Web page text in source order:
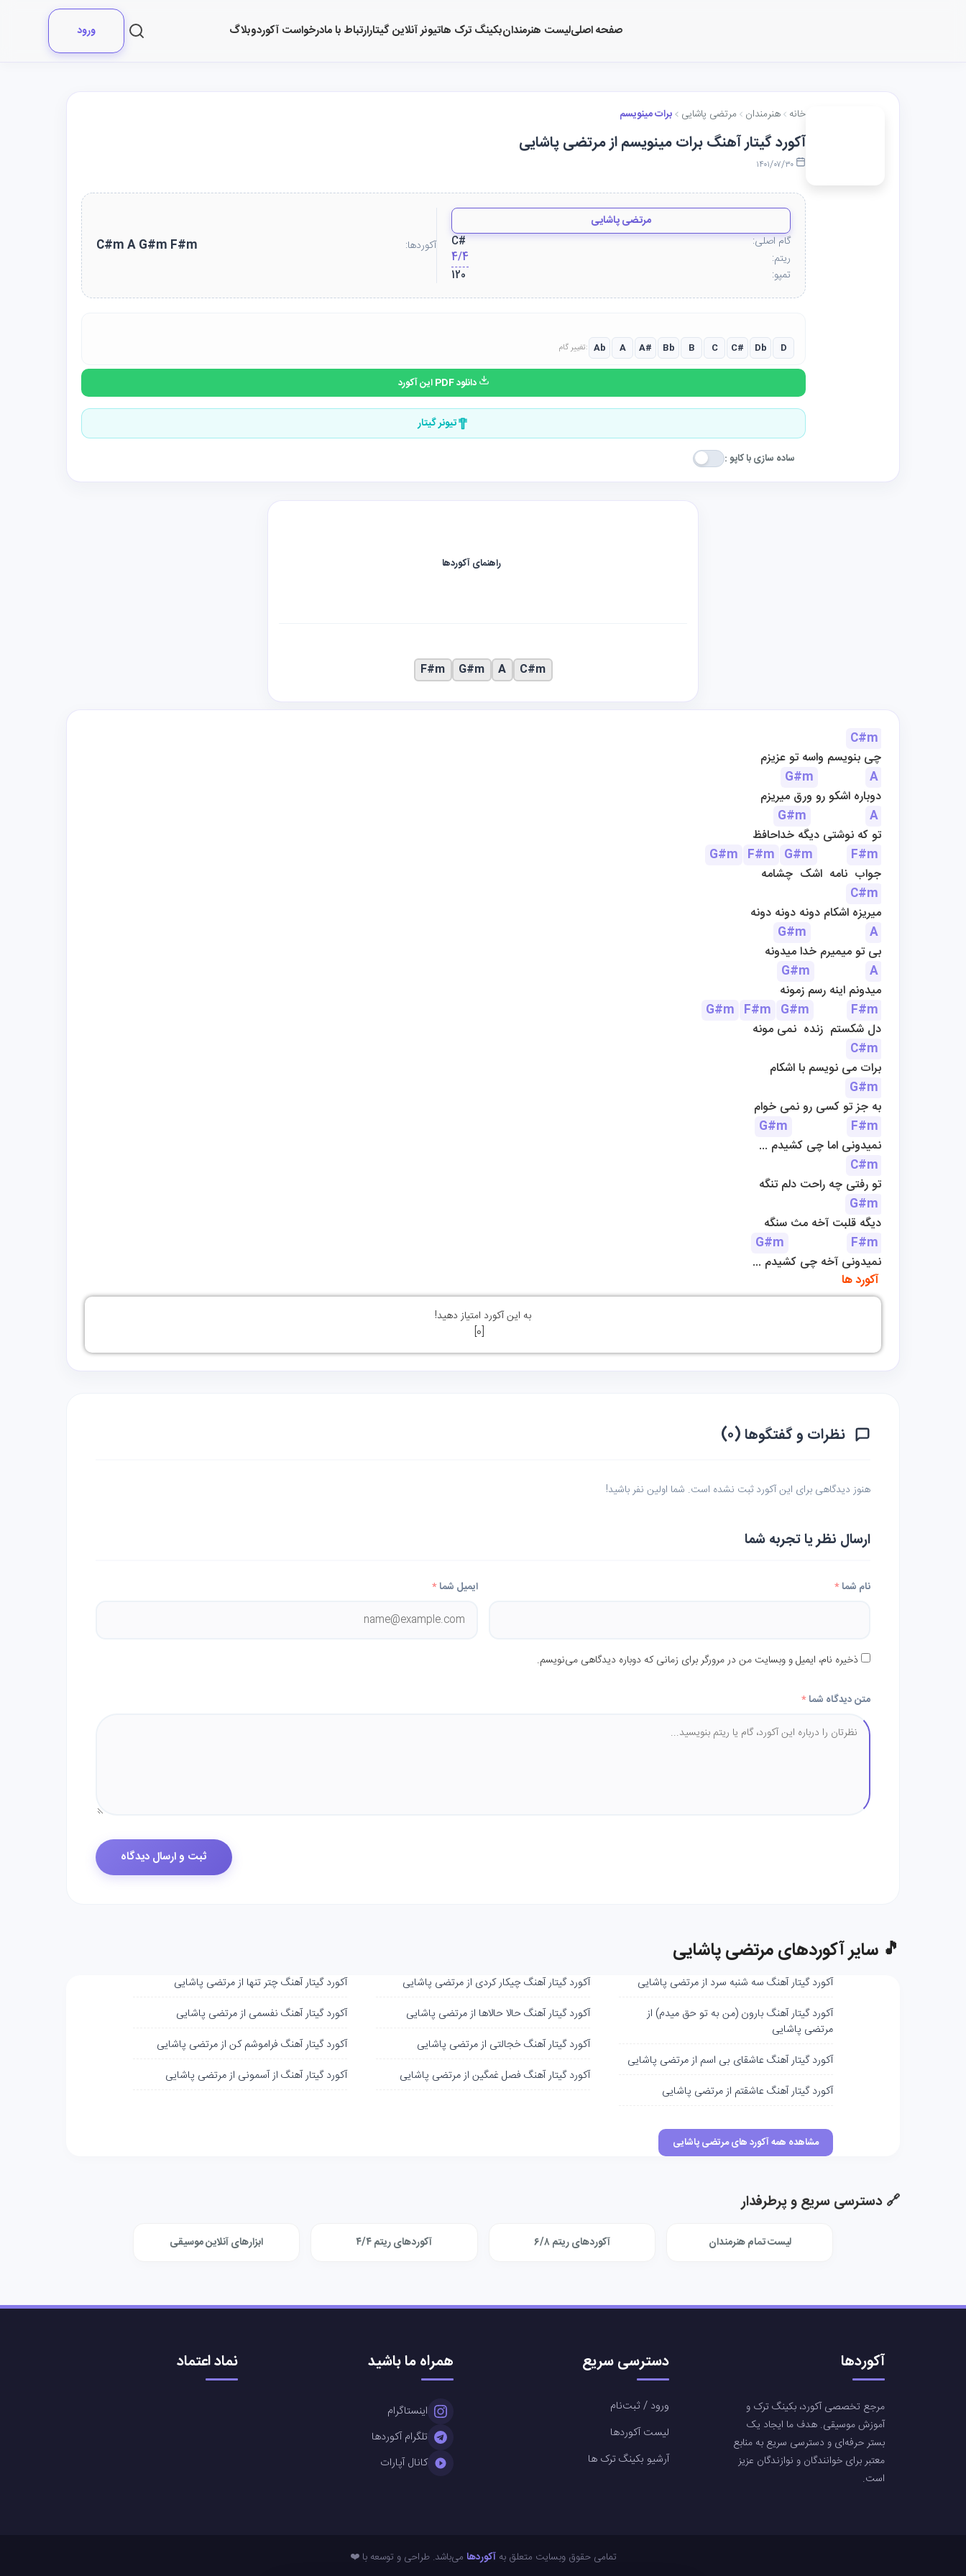
صفحه اصلیلیست هنرمندانبکینگ ترک هاتیونر آنلاین گیتارارتباط با مادرخواست آکوردوبلاگ ورود
خانه هنرمندان مرتضی پاشایی برات مینویسم
آکورد گیتار آهنگ برات مینویسم از مرتضی پاشایی
مرتضی پاشایی
گام اصلی:
C#
ریتم:
4/4
تمپو:
120
آکوردها: C#m A G#m F#m
تغییر گام: Ab A A# Bb B C C# Db D
دانلود PDF این آکورد
تیونر گیتار
ساده سازی با کاپو :
C#m
چی بنویسم واسه تو عزیزم
G#m
A
دوباره اشکو رو ورق میریزم
G#m
A
تو که نوشتی دیگه خداحافظ
G#m F#m G#m
F#m
جواب  نامه  اشک  چشامه
C#m
میریزه اشکام دونه دونه دونه
G#m
A
بی تو میمیرم خدا میدونه
G#m
A
میدونم اینه رسم زمونه
G#m F#m G#m
F#m
دل شکستم  زنده  نمی مونه
C#m
برات می نویسم با اشکام
G#m
به جز تو کسی رو نمی خوام
G#m
F#m
... نمیدونی اما چی کشیدم
C#m
تو رفتی چه راحت دلم تنگه
G#m
دیگه قلبت آخه مث سنگه
G#m
F#m
... نمیدونی آخه چی کشیدم
آکورد ها
به این آکورد امتیاز دهید!
[
0
]
راهنمای آکوردها
C#m
A
G#m
F#m
نظرات و گفتگوها (۰)
هنوز دیدگاهی برای این آکورد ثبت نشده است. شما اولین نفر باشید!
ارسال نظر یا تجربه شما
نام شما* ایمیل شما*
ذخیره نام، ایمیل و وبسایت من در مرورگر برای زمانی که دوباره دیدگاهی می‌نویسم.
متن دیدگاه شما*
🎵 سایر آکوردهای مرتضی پاشایی
آکورد گیتار آهنگ سه ‌شنبه‌ سرد از مرتضی پاشایی
آکورد گیتار آهنگ بارون (من به تو حق میدم) از
مرتضی پاشایی
آکورد گیتار آهنگ عاشقای بی اسم از مرتضی پاشایی
آکورد گیتار آهنگ عاشقتم از مرتضی پاشایی
آکورد گیتار آهنگ چیکار کردی از مرتضی پاشایی
آکورد گیتار آهنگ حالا حالاها از مرتضی پاشایی
آکورد گیتار آهنگ خجالتی از مرتضی پاشایی
آکورد گیتار آهنگ فصل غمگین از مرتضی پاشایی
آکورد گیتار آهنگ چتر تنها از مرتضی پاشایی
آکورد گیتار آهنگ نفسمی از مرتضی پاشایی
آکورد گیتار آهنگ فراموشم کن از مرتضی پاشایی
آکورد گیتار آهنگ از آسمونی از مرتضی پاشایی
مشاهده همه آکورد های مرتضی پاشایی
🔗 دسترسی سریع و پرطرفدار
لیست تمام هنرمندان آکوردهای ریتم ۶/۸ آکوردهای ریتم ۴/۴ ابزارهای آنلاین موسیقی
آکوردها
مرجع تخصصی آکورد، بکینگ ترک و
آموزش موسیقی. هدف ما ایجاد یک
بستر حرفه‌ای و دسترسی سریع به منابع
معتبر برای خوانندگان و نوازندگان عزیز
است.
دسترسی سریع
ورود / ثبت‌نام
لیست آکوردها
آرشیو بکینگ ترک ها
همراه ما باشید
اینستاگرام
تلگرام آکوردها
کانال آپارات
نماد اعتماد
تمامی حقوق وبسایت متعلق بهآکوردها می‌باشد. طراحی و توسعه با ❤️